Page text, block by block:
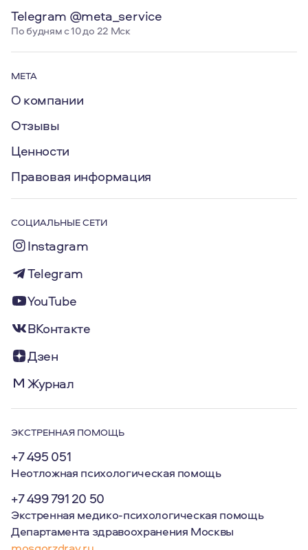
Telegram @meta_service
По будням с 10 до 22 Мск
МЕТА
О компании
Отзывы
Ценности
Правовая информация
СОЦИАЛЬНЫЕ СЕТИ
Instagram
Telegram
YouTube
ВКонтакте
Дзен
Журнал
ЭКСТРЕННАЯ ПОМОЩЬ
+7 495 051
Неотложная психологическая помощь
+7 499 791 20 50
Экстренная медико-психологическая помощь
Департамента здравоохранения Москвы